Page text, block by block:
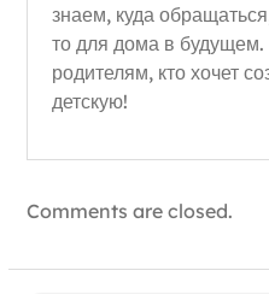
знаем, куда
то для дома в
родителям, кто хочет
детскую!
Comments are closed.